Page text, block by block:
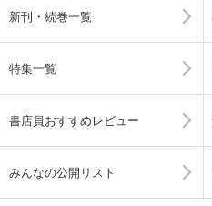
新刊・続巻一覧
特集一覧
書店員おすすめレビュー
みんなの公開リスト